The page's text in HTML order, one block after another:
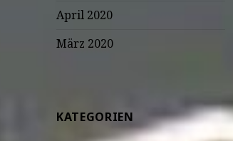
April 2020
März 2020
KATEGORIEN